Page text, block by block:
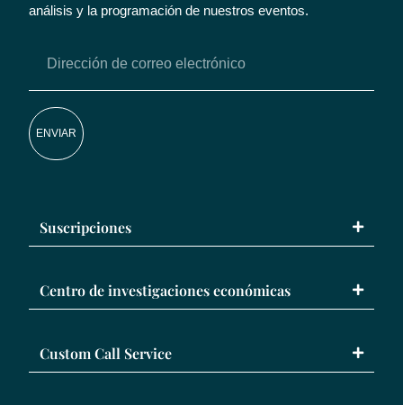
análisis y la programación de nuestros eventos.
ENVIAR
Suscripciones
Centro de investigaciones económicas
Custom Call Service